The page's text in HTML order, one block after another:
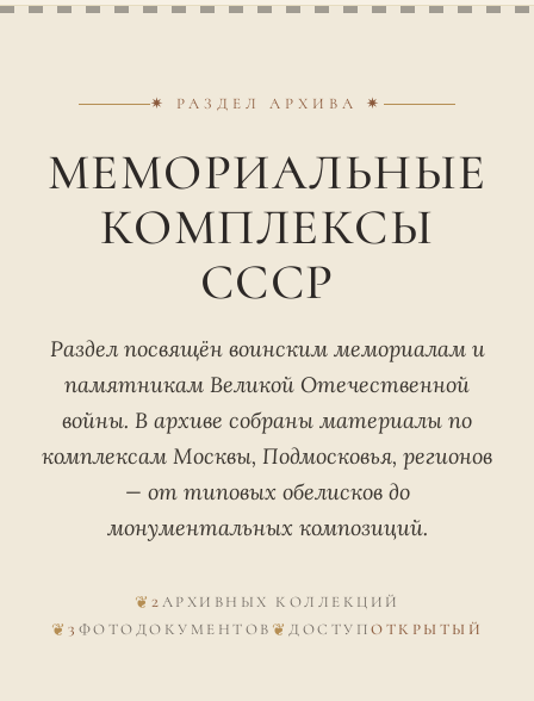
✷ РАЗДЕЛ АРХИВА ✷
МЕМОРИАЛЬНЫЕ
КОМПЛЕКСЫ
СССР
Раздел посвящён воинским мемориалам и
памятникам Великой Отечественной
войны. В архиве собраны материалы по
комплексам Москвы, Подмосковья, регионов
— от типовых обелисков до
монументальных композиций.
2АРХИВНЫХ КОЛЛЕКЦИЙ
3 ФОТОДОКУМЕНТОВ ДОСТУПОТКРЫТЫЙ